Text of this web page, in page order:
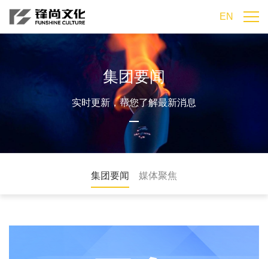
EN
集团要闻
实时更新，帮您了解最新消息
集团要闻 媒体聚焦